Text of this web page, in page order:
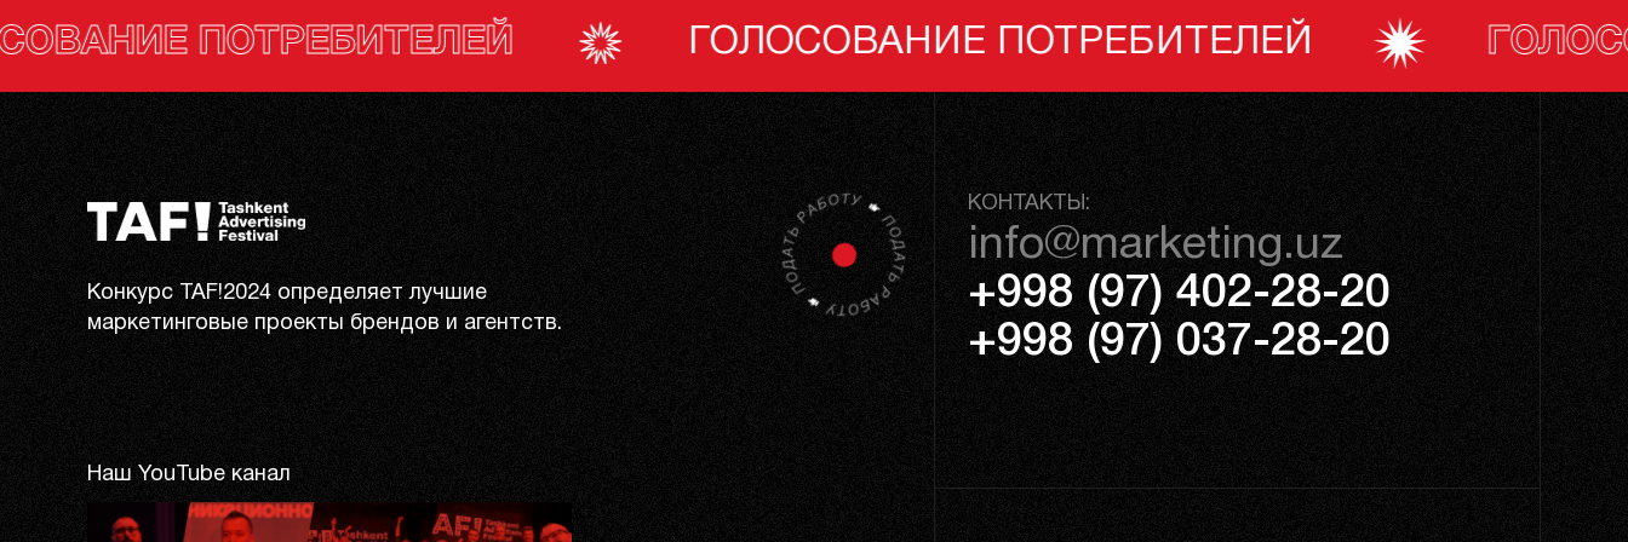
ГОЛОСОВАНИЕ ПОТРЕБИТЕЛЕЙ ГОЛОСОВАНИЕ
Конкурс TAF!2024 определяет лучшие
маркетинговые проекты брендов и агентств.
Наш YouTube канал
КОНТАКТЫ:
info@marketing.uz
+998 (97) 402-28-20
+998 (97) 037-28-20